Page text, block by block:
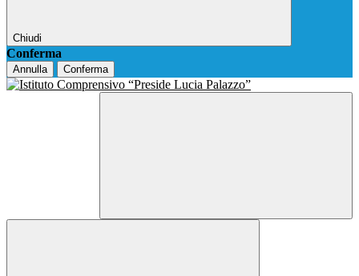
Chiudi
Conferma
Annulla Conferma